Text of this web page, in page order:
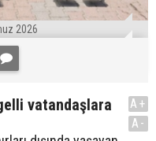
2026
vatandaşlara
A+
A-